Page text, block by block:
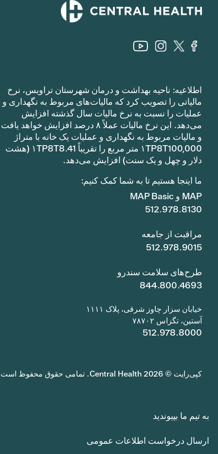
اطلاعیه: ناحیه بهداشت و درمان شهرستان تراویس، نرخ
مالیاتی را تصویب کرد که مالیات‌های مربوط به نگهداری و
عملیات را نسبت به نرخ مالیات سال گذشته افزایش
می‌دهد. این نرخ مالیات عملاً ۸ درصد افزایش خواهد یافت
و مالیات مربوط به نگهداری و عملیات یک خانه با متراژ
۱TP8T100,000 متر مربع را تقریباً ۱TP8T8.41 (هشت
دلار و چهل و یک سنت) افزایش می‌دهد.
ما اینجا هستیم تا به شما کمک کنیم:
MAP و MAP Basic
512.978.8130
مراقبت از جامعه
512.978.9015
طرح‌های سلامت سندرو
844.800.4693
خیابان سزار چاوز شرقی، پلاک ۱۱۱۱
آستین، تگزاس ۷۸۷۰۲
512.978.8000
کپی‌رایت © 2026 Central Health. تمامی حقوق محفوظ است.
به تیم ما بپیوندید
ارسال درخواست اطلاعات عمومی